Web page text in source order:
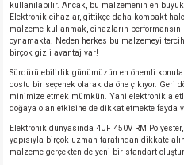
kullanılabilir. Ancak, bu malzemenin en
Elektronik cihazlar, gittikçe daha kompakt
malzeme kullanmak, cihazların
oynamakta. Neden herkes bu malzemeyi
birçok gizli avantaj var!
Sürdürülebilirlik günümüzün en önemli
dostu bir seçenek olarak da öne çıkıyor. Geri
minimize etmek mümkün. Yani elektronik
doğaya olan etkisine de dikkat etmekte fayda
Elektronik dünyasında 4UF 450V RM
yapısıyla birçok uzman tarafından dikkate
malzeme gerçekten de yeni bir standart